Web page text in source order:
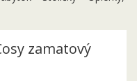
zamatový